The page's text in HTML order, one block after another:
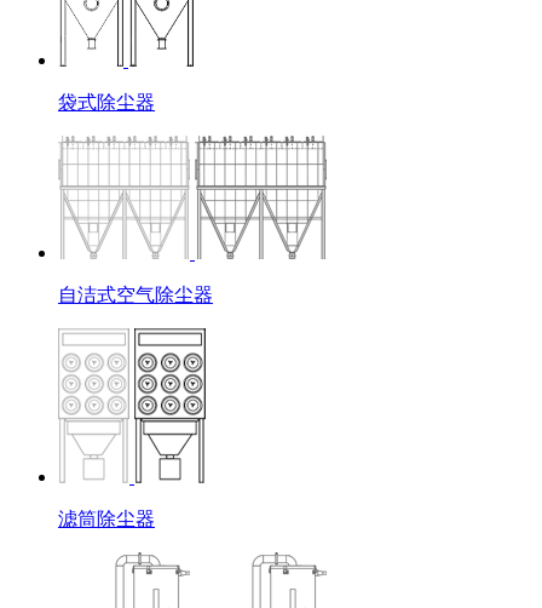
袋式除尘器
自洁式空气除尘器
滤筒除尘器